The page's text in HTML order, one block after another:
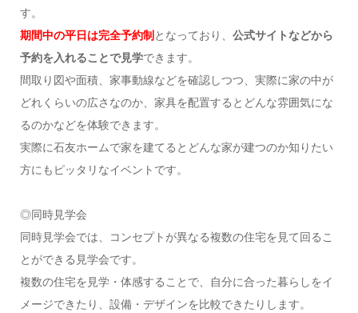
す。
期間中の平日は完全予約制となっており、 公式サイトなどから
予約を入れることで見学できます。
間取り図や面積、家事動線などを確認しつつ、実際に家の中が
どれくらいの広さなのか、家具を配置するとどんな雰囲気にな
るのかなどを体験できます。
実際に石友ホームで家を建てるとどんな家が建つのか知りたい
方にもピッタリなイベントです。
◎同時見学会
同時見学会では、コンセプトが異なる複数の住宅を見て回るこ
とができる見学会です。
複数の住宅を見学・体感することで、自分に合った暮らしをイ
メージできたり、設備・デザインを比較できたりします。